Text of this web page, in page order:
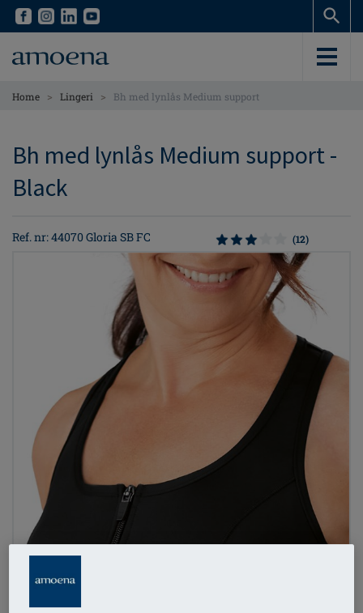
Skip
content
Skip
content
Home > Lingeri > Bh med lynlås Medium support
Bh med lynlås Medium support -
Black
Ref. nr: 44070 Gloria SB FC (12)